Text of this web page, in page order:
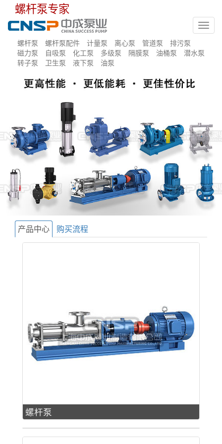
螺杆泵专家
螺杆泵 螺杆泵配件 计量泵 离心泵 管道泵
排污泵
磁力泵
自吸泵 化工泵 多级泵 隔膜泵 油桶泵
潜水泵
转子泵
卫生泵 液下泵 油泵
产品中心 购买流程
螺杆泵
螺杆泵配件